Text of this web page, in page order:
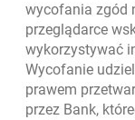
wycofania zgód
przeglądarce
wykorzystywać
Wycofanie
prawem
przez Bank,